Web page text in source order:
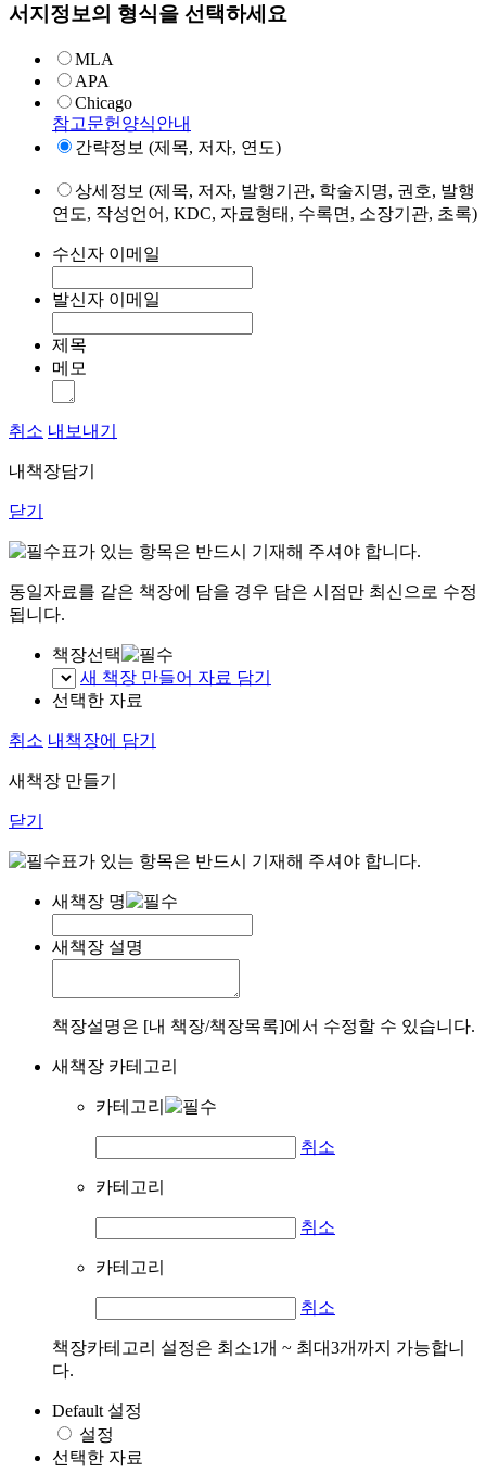
서지정보의 형식을 선택하세요
MLA
APA
Chicago
참고문헌양식안내
간략정보 (제목, 저자, 연도)
상세정보 (제목, 저자, 발행기관, 학술지명, 권호, 발행
연도, 작성언어, KDC, 자료형태, 수록면, 소장기관, 초록)
수신자 이메일
발신자 이메일
제목
메모
취소 내보내기
내책장담기
닫기
표가 있는 항목은 반드시 기재해 주셔야 합니다.
동일자료를 같은 책장에 담을 경우 담은 시점만 최신으로 수정
됩니다.
책장선택
새 책장 만들어 자료 담기
선택한 자료
취소 내책장에 담기
새책장 만들기
닫기
표가 있는 항목은 반드시 기재해 주셔야 합니다.
새책장 명
새책장 설명
책장설명은 [내 책장/책장목록]에서 수정할 수 있습니다.
새책장 카테고리
카테고리
취소
카테고리
취소
카테고리
취소
책장카테고리 설정은 최소1개 ~ 최대3개까지 가능합니
다.
Default 설정
설정
선택한 자료